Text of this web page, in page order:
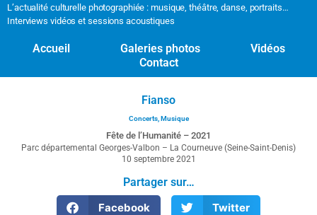
L’actualité culturelle photographiée : musique, théâtre, danse, portraits…
Interviews vidéos et sessions acoustiques
Accueil Galeries photos
Vidéos
Contact
Fianso
Concerts,Musique
Fête de l’Humanité – 2021
Parc départemental Georges-Valbon – La Courneuve (Seine-Saint-Denis)
10 septembre 2021
Partager sur…
Facebook
Twitter